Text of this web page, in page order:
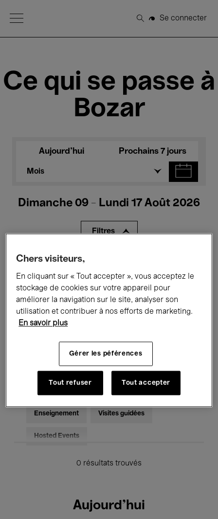
Open Menu
Rechercher
Se connecter
Ce qui se passe à
Bozar
Aujourd'hui Prochains 7 jours
Mois
Dimanche 09 - Lundi 17 Août 2026
Filtres
Tous les événements
Expositions Films Performances
Rencontres & Débats Jazz
Musique électronique
Enseignement Visites guidées
Hosted Events
0 résultats trouvés
Aujourd'hui
Chers visiteurs,
En cliquant sur « Tout accepter », vous acceptez le
stockage de cookies sur votre appareil pour
améliorer la navigation sur le site, analyser son
utilisation et contribuer à nos efforts de marketing.
En savoir plus
Gérer les péférences
Tout refuser Tout accepter